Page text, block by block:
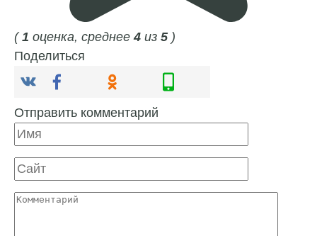
(1 оценка, среднее4 из 5)
Поделиться
Отправить комментарий
Имя
Сайт
Комментарий